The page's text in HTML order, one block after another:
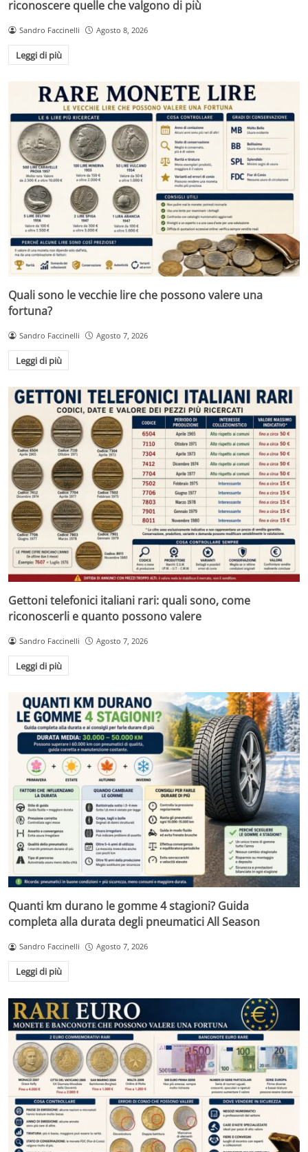
riconoscere quelle che valgono di più
Sandro Faccinelli Agosto 8, 2026
Leggi di più
Quali sono le vecchie lire che possono valere una
fortuna?
Sandro Faccinelli Agosto 7, 2026
Leggi di più
Gettoni telefonici italiani rari: quali sono, come
riconoscerli e quanto possono valere
Sandro Faccinelli Agosto 7, 2026
Leggi di più
Quanti km durano le gomme 4 stagioni? Guida
completa alla durata degli pneumatici All Season
Sandro Faccinelli Agosto 7, 2026
Leggi di più